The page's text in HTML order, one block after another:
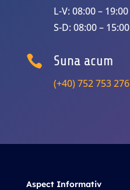
L-V: 08:00 – 19:00
S-D: 08:00 – 15:00
 Suna acum
(+40) 752 753 276
Aspect Informativ